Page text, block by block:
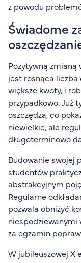
z powodu
Świadome
Pozytywną
jest rosnąca liczba
większe kwoty, i
przypadkowo. Już
oszczędza, co
niewielkie, ale
długoterminowo
Budowanie swojej
studentów
abstrakcyjnym
Regularne
pozwala obniżyć
niespodziewanymi
za egzamin
W jubileuszowej X